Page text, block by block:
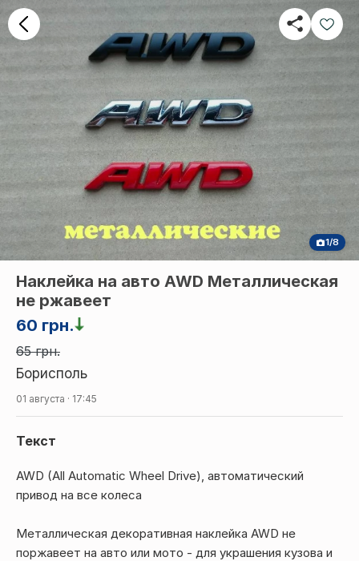
1/8
60 грн.
65 грн.
Наклейка на авто AWD Металлическая
не ржавеет
Борисполь
01 августа · 17:45
Текст
AWD (All Automatic Wheel Drive), автоматический
привод на все колеса
Металлическая декоративная наклейка AWD не
поржавеет на авто или мото - для украшения кузова и